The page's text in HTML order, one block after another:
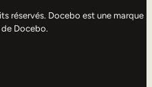
réservés. Docebo est une marque
Docebo.